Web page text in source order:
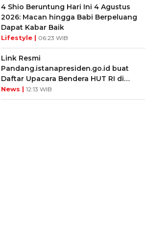
4 Shio Beruntung Hari Ini 4 Agustus
2026: Macan hingga Babi Berpeluang
Dapat Kabar Baik
Lifestyle | 06:23 WIB
Link Resmi
Pandang.istanapresiden.go.id buat
Daftar Upacara Bendera HUT RI di
Istana Negara
News | 12:13 WIB